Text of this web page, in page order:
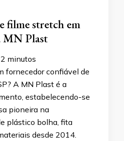
filme stretch em
MN Plast
2 minutos
fornecedor confiável de
A MN Plast é a
estabelecendo-se
pioneira na
plástico bolha, fita
desde 2014.